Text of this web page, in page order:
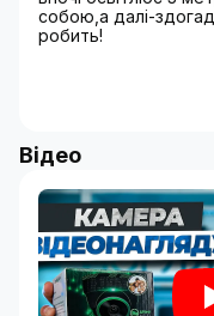
собою,а далі-
робить!
Відео